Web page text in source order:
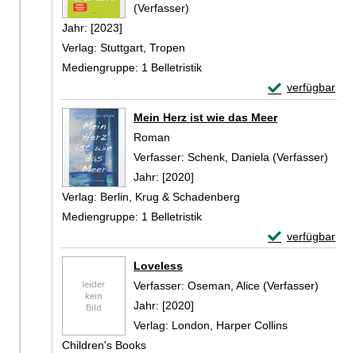
(Verfasser)
Jahr: [2023]
Verlag: Stuttgart, Tropen
Mediengruppe: 1 Belletristik
verfügbar
Exemplar-
Mein Herz ist wie das Meer
Roman
Verfasser: Schenk, Daniela (Verfasser)
Jahr: [2020]
Verlag: Berlin, Krug & Schadenberg
Mediengruppe: 1 Belletristik
verfügbar
Exemplar-
Loveless
Verfasser: Oseman, Alice (Verfasser)
Jahr: [2020]
Verlag: London, Harper Collins
Children's Books